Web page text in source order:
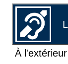
À l'extérieur